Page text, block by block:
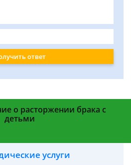
ответ
о расторжении брака с
детьми
услуги